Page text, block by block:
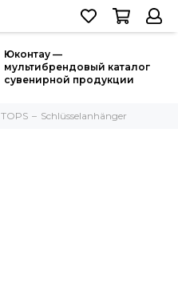
Юконтау —
мультибрендовый каталог
сувенирной продукции
TOPS Schlüsselanhänger